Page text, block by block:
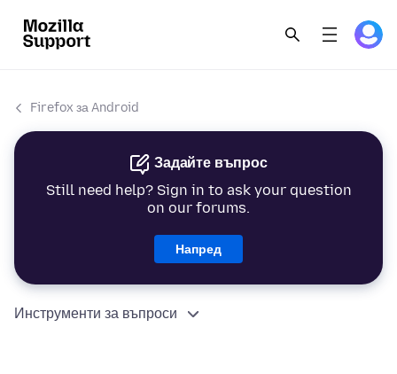
Firefox за Android
Задайте въпрос
Still need help? Sign in to ask your question
on our forums.
Напред
Инструменти за въпроси